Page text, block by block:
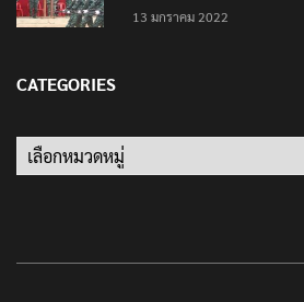
13 มกราคม 2022
CATEGORIES
Categories